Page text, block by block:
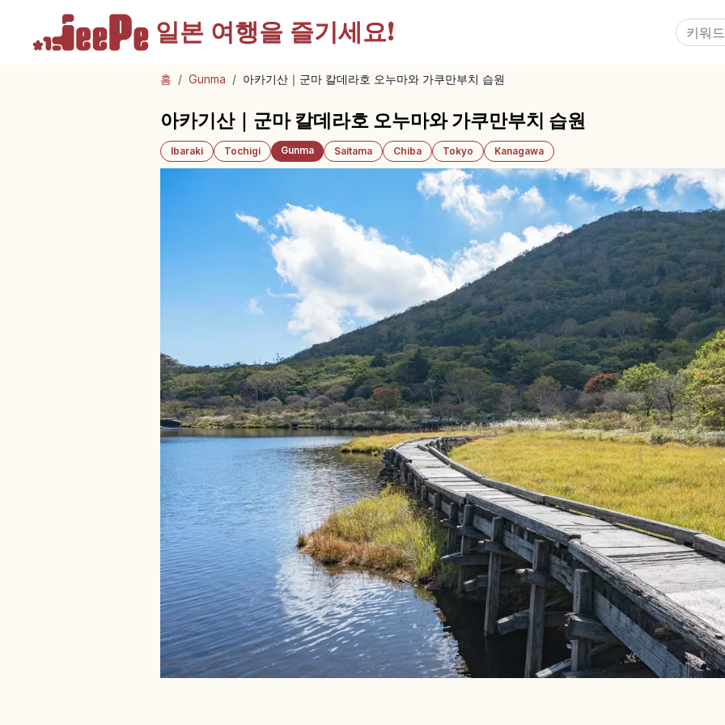
일본 여행을 즐기세요!
홈 / Gunma / 아카기산｜군마 칼데라호 오누마와 가쿠만부치 습원
아카기산｜군마 칼데라호 오누마와 가쿠만부치 습원
Ibaraki Tochigi Gunma Saitama Chiba Tokyo Kanagawa